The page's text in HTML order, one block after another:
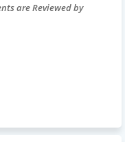
are Reviewed by